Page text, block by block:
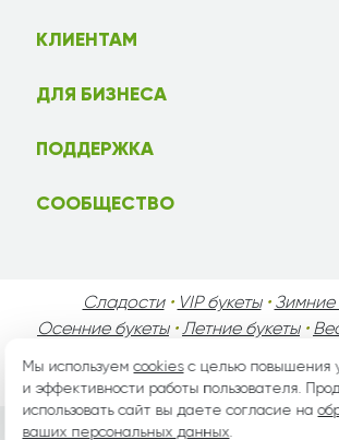
КЛИЕНТАМ
ДЛЯ БИЗНЕСА
ПОДДЕРЖКА
СООБЩЕСТВО
Сладости• VIP букеты• Зимние
Осенние букеты•Летние букеты•
День Мужчин•
Мы используемcookiesс целью повышения
и эффективности работы пользователя.
использовать сайт вы даете согласие на
ваших персональных данных.